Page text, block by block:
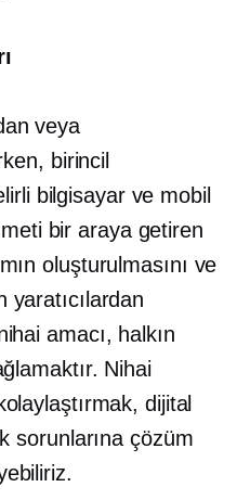
veya
birincil
bilgisayar ve mobil
bir araya getiren
oluşturulmasını ve
yaratıcılardan
amacı, halkın
Nihai
dijital
sorunlarına çözüm